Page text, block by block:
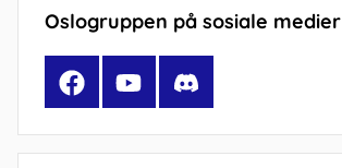
Oslogruppen på sosiale medier
FacebookYouTubeDiscord